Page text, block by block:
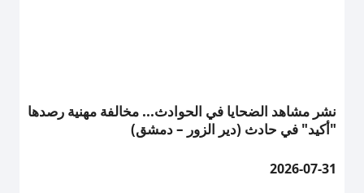
نشر مشاهد الضحايا في الحوادث... مخالفة مهنية رصدها
"أكيد" في حادث (دير الزور – دمشق)
2026-07-31